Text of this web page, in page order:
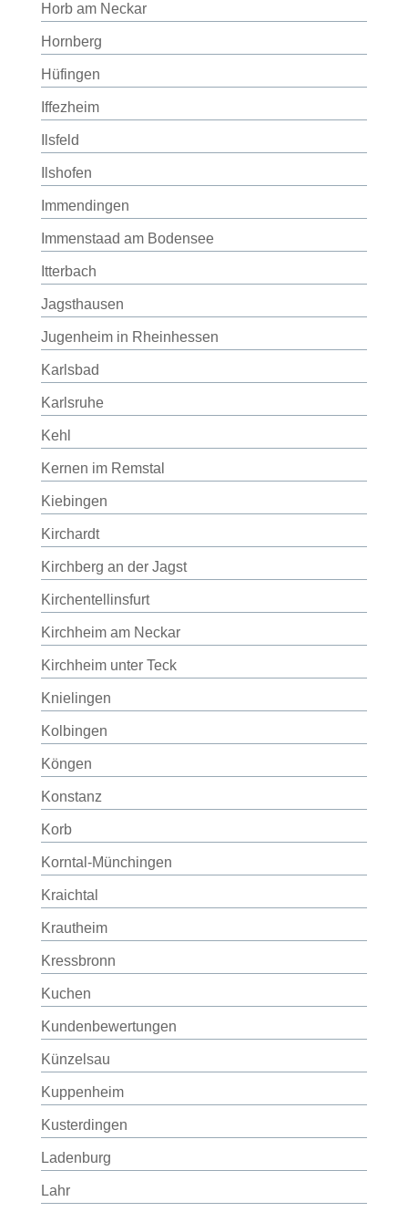
Horb am Neckar
Hornberg
Hüfingen
Iffezheim
Ilsfeld
Ilshofen
Immendingen
Immenstaad am Bodensee
Itterbach
Jagsthausen
Jugenheim in Rheinhessen
Karlsbad
Karlsruhe
Kehl
Kernen im Remstal
Kiebingen
Kirchardt
Kirchberg an der Jagst
Kirchentellinsfurt
Kirchheim am Neckar
Kirchheim unter Teck
Knielingen
Kolbingen
Köngen
Konstanz
Korb
Korntal-Münchingen
Kraichtal
Krautheim
Kressbronn
Kuchen
Kundenbewertungen
Künzelsau
Kuppenheim
Kusterdingen
Ladenburg
Lahr